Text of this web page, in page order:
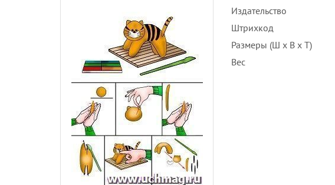
Издательство
Штрихкод
Размеры (Ш x В x Т)
Вес